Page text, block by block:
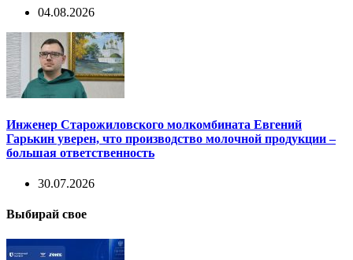
04.08.2026
Инженер Старожиловского молкомбината Евгений
Гарькин уверен, что производство молочной продукции –
большая ответственность
30.07.2026
Выбирай свое